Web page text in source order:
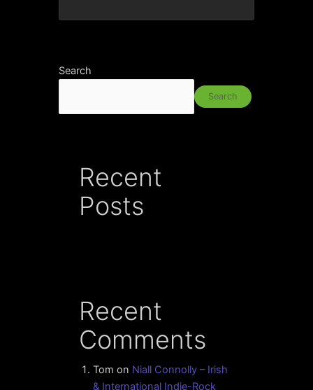
Search
Search
Recent
Posts
Recent
Comments
Tom on Niall Connolly – Irish
& International Indie-Rock